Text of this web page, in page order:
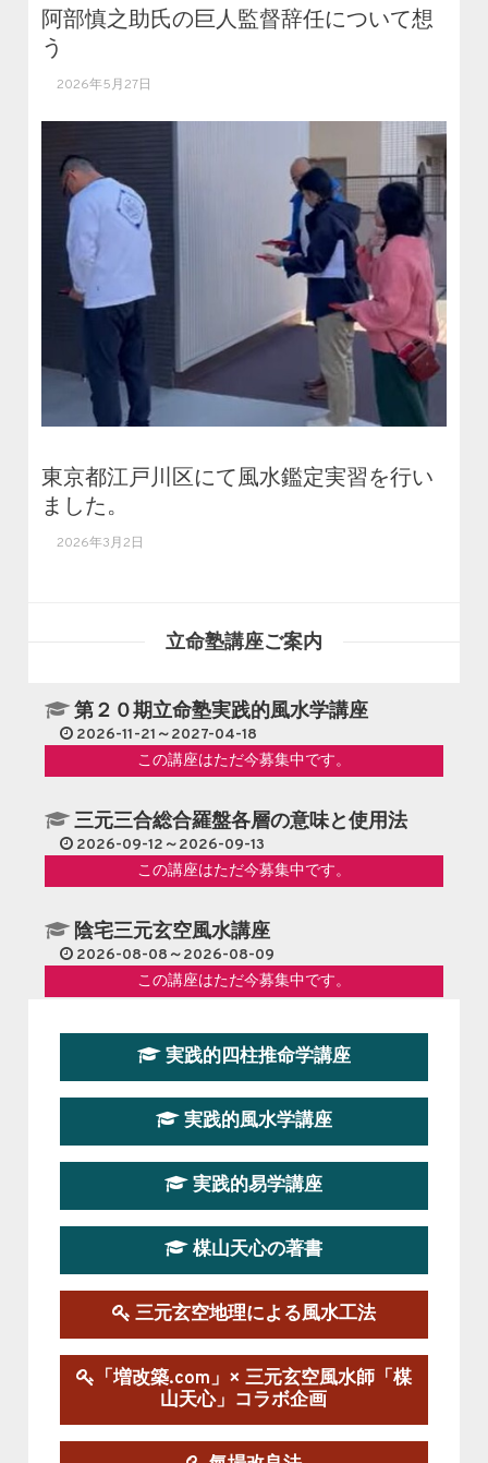
阿部慎之助氏の巨人監督辞任について想
う
2026年5月27日
東京都江戸川区にて風水鑑定実習を行い
ました。
2026年3月2日
立命塾講座ご案内
第２０期立命塾実践的風水学講座
2026-11-21～2027-04-18
この講座はただ今募集中です。
三元三合総合羅盤各層の意味と使用法
2026-09-12～2026-09-13
この講座はただ今募集中です。
陰宅三元玄空風水講座
2026-08-08～2026-08-09
この講座はただ今募集中です。
第１９期立命塾『実践的易学講座』
2026-08-22～2026-10-25
第19期立命塾実践的四柱推命学講座
2026-03-20～2026-07-19
第１９期立命塾実践的風水学講座
この講座の募集は終了しました。
陰宅三元玄空風水講座
2025-06-07～2025-06-08
この講座の募集は終了しました。
実践的四柱推命学講座
実践的風水学講座
実践的易学講座
楳山天心の著書
三元玄空地理による風水工法
「増改築.com」× 三元玄空風水師「楳
山天心」コラボ企画